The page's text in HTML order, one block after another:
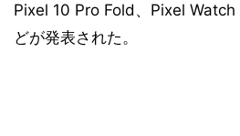
Pixel 10 Pro Fold、Pixel
どが発表された。